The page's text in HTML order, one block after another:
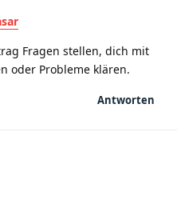
Fragen stellen, dich mit
oder Probleme klären.
Antworten